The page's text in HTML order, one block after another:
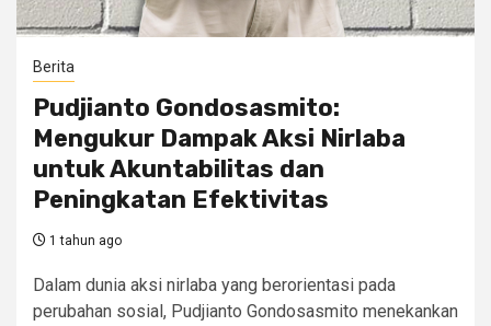
Berita
Pudjianto Gondosasmito:
Mengukur Dampak Aksi Nirlaba
untuk Akuntabilitas dan
Peningkatan Efektivitas
1 tahun ago
Dalam dunia aksi nirlaba yang berorientasi pada
perubahan sosial, Pudjianto Gondosasmito menekankan